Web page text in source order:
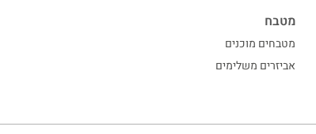
מטבח
מטבחים מוכנים
אביזרים משלימים